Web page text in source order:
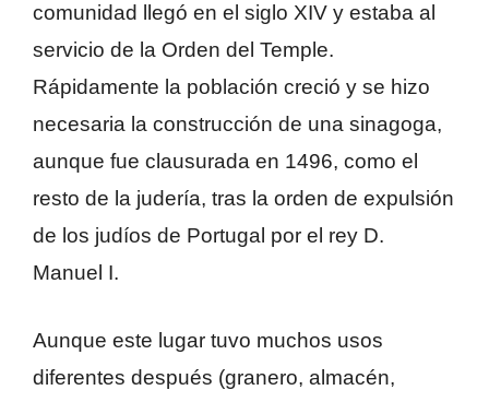
comunidad llegó en el siglo XIV y estaba al
servicio de la Orden del Temple.
Rápidamente la población creció y se hizo
necesaria la construcción de una sinagoga,
aunque fue clausurada en 1496, como el
resto de la judería, tras la orden de expulsión
de los judíos de Portugal por el rey D.
Manuel I.
Aunque este lugar tuvo muchos usos
diferentes después (granero, almacén,